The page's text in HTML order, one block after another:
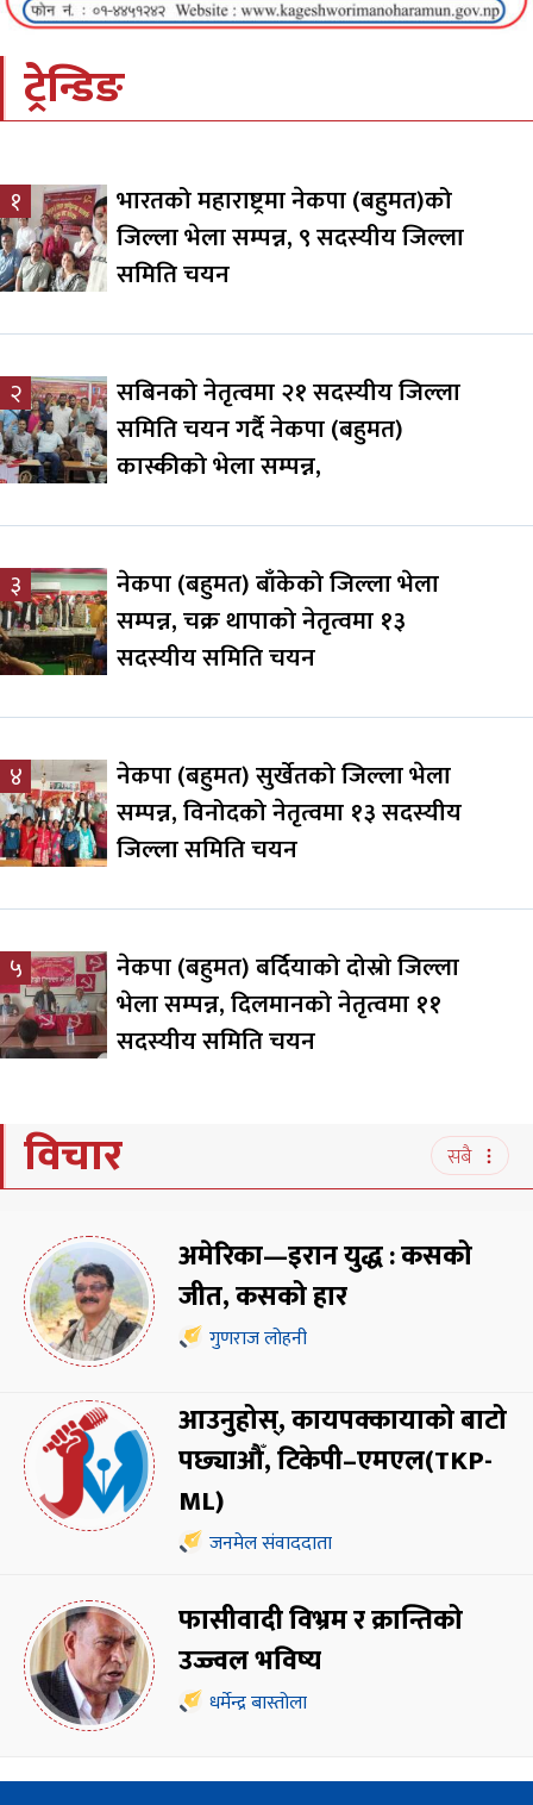
ट्रेन्डिङ
१
भारतको महाराष्ट्रमा नेकपा (बहुमत)को
जिल्ला भेला सम्पन्न, ९ सदस्यीय जिल्ला
समिति चयन
२
सबिनको नेतृत्वमा २१ सदस्यीय जिल्ला
समिति चयन गर्दै नेकपा (बहुमत)
कास्कीको भेला सम्पन्न,
३
नेकपा (बहुमत) बाँकेको जिल्ला भेला
सम्पन्न, चक्र थापाको नेतृत्वमा १३
सदस्यीय समिति चयन
४
नेकपा (बहुमत) सुर्खेतको जिल्ला भेला
सम्पन्न, विनोदको नेतृत्वमा १३ सदस्यीय
जिल्ला समिति चयन
५
नेकपा (बहुमत) बर्दियाको दोस्रो जिल्ला
भेला सम्पन्न, दिलमानको नेतृत्वमा ११
सदस्यीय समिति चयन
विचार सबै
अमेरिका—इरान युद्ध : कसको
जीत, कसको हार
गुणराज लोहनी
आउनुहोस्, कायपक्कायाको बाटो
पछ्याऔँ, टिकेपी–एमएल(TKP-
ML)
जनमेल संवाददाता
फासीवादी विभ्रम र क्रान्तिको
उज्ज्वल भविष्य
धर्मेन्द्र बास्तोला